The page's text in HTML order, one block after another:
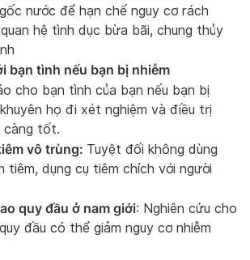
nước để hạn chế nguy cơ rách
hệ tình dục bừa bãi, chung thủy
bạn tình nếu bạn bị nhiễm
cho bạn tình của bạn nếu bạn bị
họ đi xét nghiệm và điều trị
càng tốt.
vô trùng: Tuyệt đối không dùng
tiêm, dụng cụ tiêm chích với người
quy đầu ở nam giới: Nghiên cứu cho
đầu có thể giảm nguy cơ nhiễm